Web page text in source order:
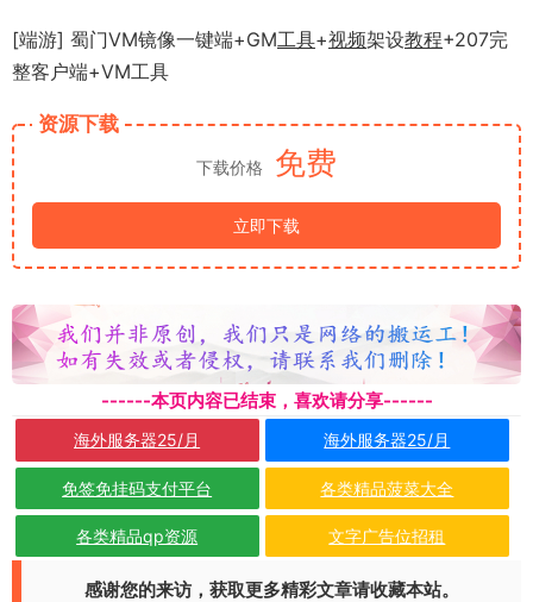
[端游] 蜀门VM镜像一键端+GM工具+视频架设教程+207完
整客户端+VM工具
资源下载
下载价格 免费
立即下载
------本页内容已结束，喜欢请分享------
海外服务器25/月 海外服务器25/月
免签免挂码支付平台 各类精品菠菜大全
各类精品qp资源 文字广告位招租
感谢您的来访，获取更多精彩文章请收藏本站。